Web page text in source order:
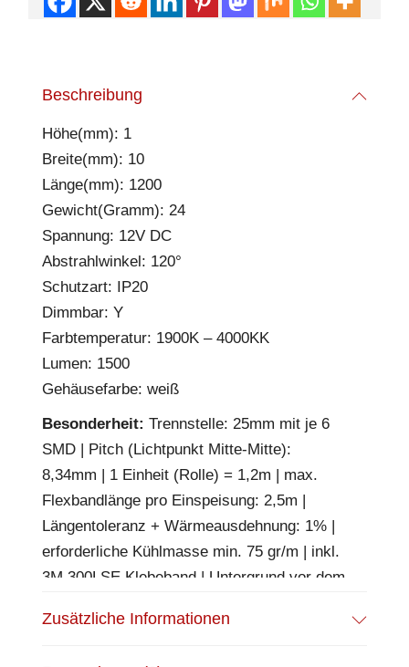
Beschreibung
Höhe(mm): 1
Breite(mm): 10
Länge(mm): 1200
Gewicht(Gramm): 24
Spannung: 12V DC
Abstrahlwinkel: 120°
Schutzart: IP20
Dimmbar: Y
Farbtemperatur: 1900K – 4000KK
Lumen: 1500
Gehäusefarbe: weiß
Besonderheit: Trennstelle: 25mm mit je 6
SMD | Pitch (Lichtpunkt Mitte-Mitte):
8,34mm | 1 Einheit (Rolle) = 1,2m | max.
Flexbandlänge pro Einspeisung: 2,5m |
Längentoleranz + Wärmeausdehnung: 1% |
erforderliche Kühlmasse min. 75 gr/m | inkl.
3M 300LSE Klebeband | Untergrund vor dem
wieder ablösen! | Es passen die Verbinder
Zusätzliche Informationen